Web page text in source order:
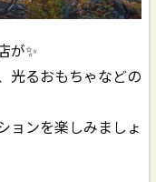
が✨️
光るおもちゃなどの
ョンを楽しみましょ